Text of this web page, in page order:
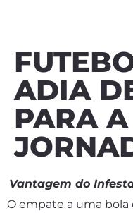
ADIA
PARA
Vantagem do
O empate a uma bola